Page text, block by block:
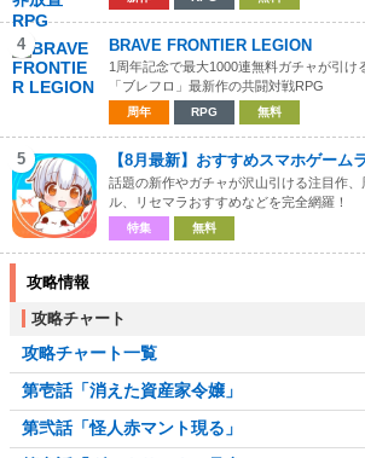
4 BRAVE FRONTIER LEGION
1周年記念で最大1000連無料ガチャが引け
「ブレフロ」最新作の共闘対戦RPG
周年 RPG 無料
5 【8月最新】おすすめスマホゲーム
話題の新作やガチャが沢山引ける注目作、
ル、リセマラおすすめなどを完全網羅！
特集 無料
攻略情報
攻略チャート
攻略チャート一覧
第壱話「消えた資産家令嬢」
第弐話「怪人赤マント現る」